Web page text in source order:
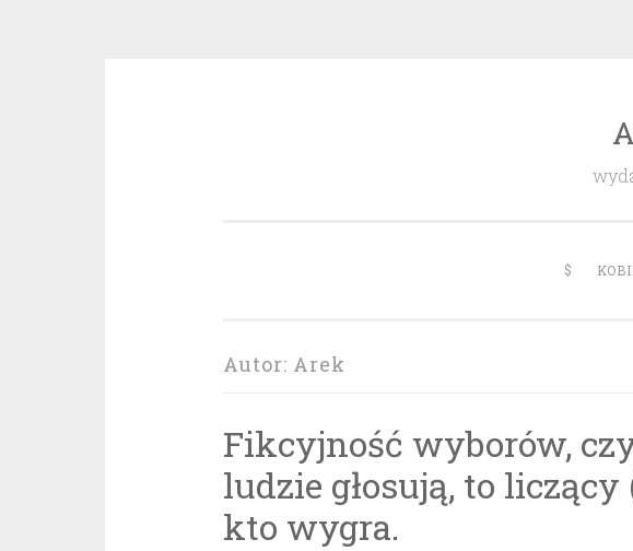
$
Autor: Arek
Fikcyjność wyborów,
ludzie głosują, to liczący
kto wygra.